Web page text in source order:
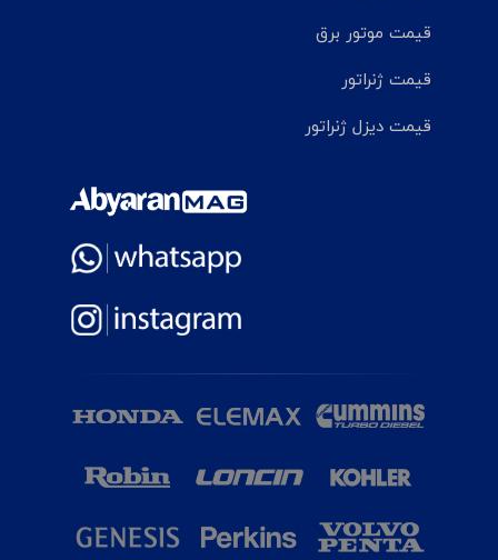
قیمت موتور برق
قیمت ژنراتور
قیمت دیزل ژنراتور